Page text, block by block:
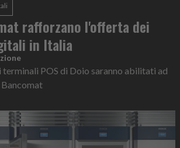
rafforzano l'offerta dei
in Italia
terminali POS di Doio saranno abilitati ad